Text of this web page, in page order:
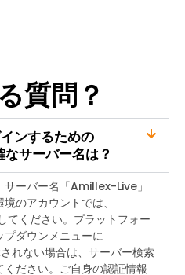
質問？
ンするための
サーバー名は？
ーバー名「Amillex-Live」
のアカウントでは、
ください。プラットフォー
ダウンメニューに
れない場合は、サーバー検索
ださい。ご自身の認証情報